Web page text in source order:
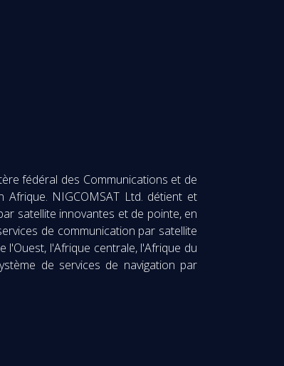
fédéral des Communications et de
Afrique. NIGCOMSAT Ltd. détient et
satellite innovantes et de pointe, en
de communication par satellite
l'Afrique centrale, l'Afrique du
de services de navigation par